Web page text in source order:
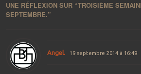
UNE RÉFLEXION SUR “TROISIÈME
SEPTEMBRE.”
Angel. 19 septembre 2014 à 16:49